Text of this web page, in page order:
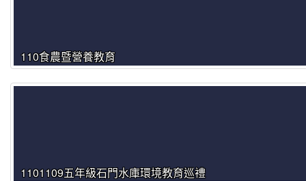
110食農暨營養教育
1101109五年級石門水庫環境教育巡禮